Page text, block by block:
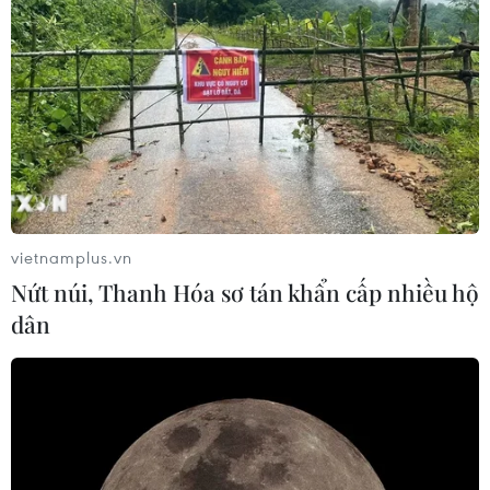
CƠ QUAN CHỦ QUẢN: THÔNG TẤN XÃ VIỆT NAM
Tổng Biên tập: TRẦN TIẾN DUẨN
Phó Tổng Biên tập: NGUYỄN THỊ TÁM, KHÚC THANH
THỦY
Sở hữu trí tuệ
Quy định sử dụng
RSS
Ngôn ngữ
TTXVN
vietnamplus.vn
Nứt núi, Thanh Hóa sơ tán khẩn cấp nhiều hộ
dân